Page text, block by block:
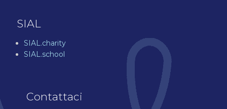
SIAL
SIAL.charity
SIAL.school
Contattaci